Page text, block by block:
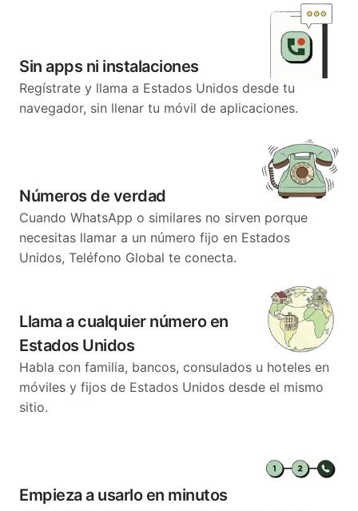
Sin apps ni instalaciones
Regístrate y llama a Estados Unidos desde tu
navegador, sin llenar tu móvil de aplicaciones.
Números de verdad
Cuando WhatsApp o similares no sirven porque
necesitas llamar a un número fijo en Estados
Unidos, Teléfono Global te conecta.
Llama a cualquier número en
Estados Unidos
Habla con familia, bancos, consulados u hoteles en
móviles y fijos de Estados Unidos desde el mismo
sitio.
Empieza a usarlo en minutos